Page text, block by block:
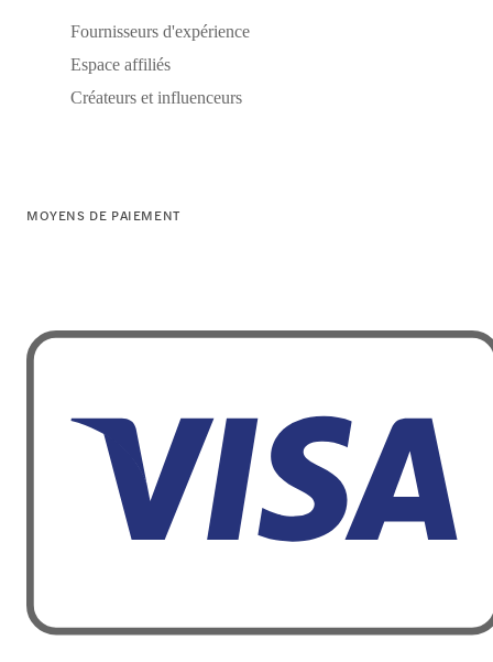
Fournisseurs d'expérience
Espace affiliés
Créateurs et influenceurs
MOYENS DE PAIEMENT